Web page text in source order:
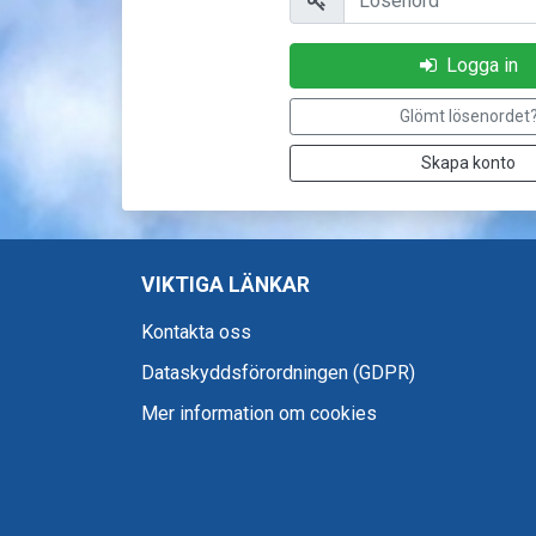
Logga in
Glömt
Skapa konto
VIKTIGA LÄNKAR
Kontakta oss
Dataskyddsförordningen (GDPR)
Mer information om cookies